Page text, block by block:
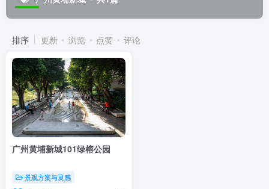
排序 更新 浏览 点赞 评论
广州黄埔新城101绿榕公园
景观方案与灵感